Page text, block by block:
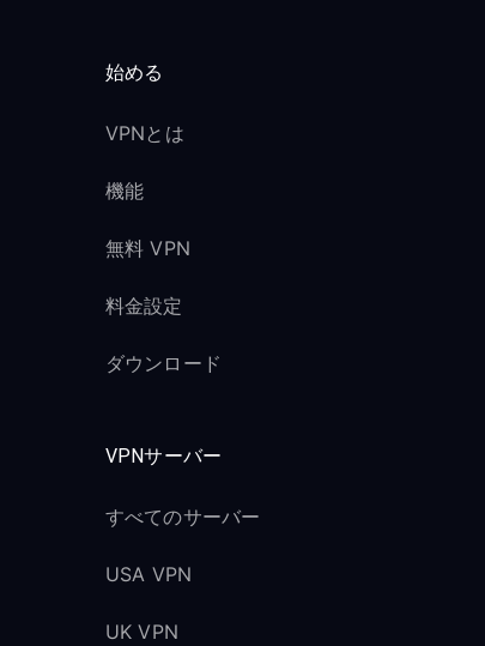
始める
VPNとは
機能
無料 VPN
料金設定
ダウンロード
VPNサーバー
すべてのサーバー
USA VPN
UK VPN